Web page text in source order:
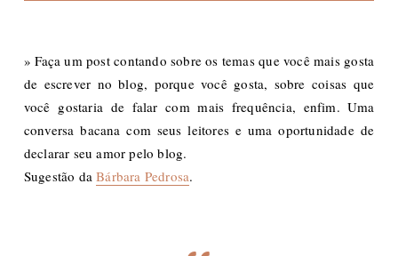
»Faça um post contando sobre os temas que você mais gosta
de escrever no blog, porque você gosta, sobre coisas que
você gostaria de falar com mais frequência, enfim. Uma
conversa bacana com seus leitores e uma oportunidade de
declarar seu amor pelo blog.
Sugestão daBárbara Pedrosa.